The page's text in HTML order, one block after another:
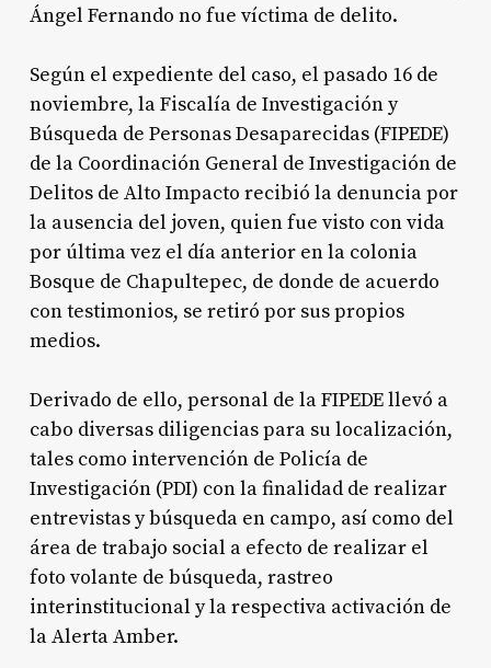
Ángel Fernando no fue víctima de delito.
Según el expediente del caso, el pasado 16 de
noviembre, la Fiscalía de Investigación y
Búsqueda de Personas Desaparecidas (FIPEDE)
de la Coordinación General de Investigación de
Delitos de Alto Impacto recibió la denuncia por
la ausencia del joven, quien fue visto con vida
por última vez el día anterior en la colonia
Bosque de Chapultepec, de donde de acuerdo
con testimonios, se retiró por sus propios
medios.
Derivado de ello, personal de la FIPEDE llevó a
cabo diversas diligencias para su localización,
tales como intervención de Policía de
Investigación (PDI) con la finalidad de realizar
entrevistas y búsqueda en campo, así como del
área de trabajo social a efecto de realizar el
foto volante de búsqueda, rastreo
interinstitucional y la respectiva activación de
la Alerta Amber.